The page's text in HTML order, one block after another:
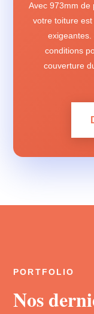
Avec 973mm de
votre toiture
conditions
couverture
PORTFOLIO
Nos